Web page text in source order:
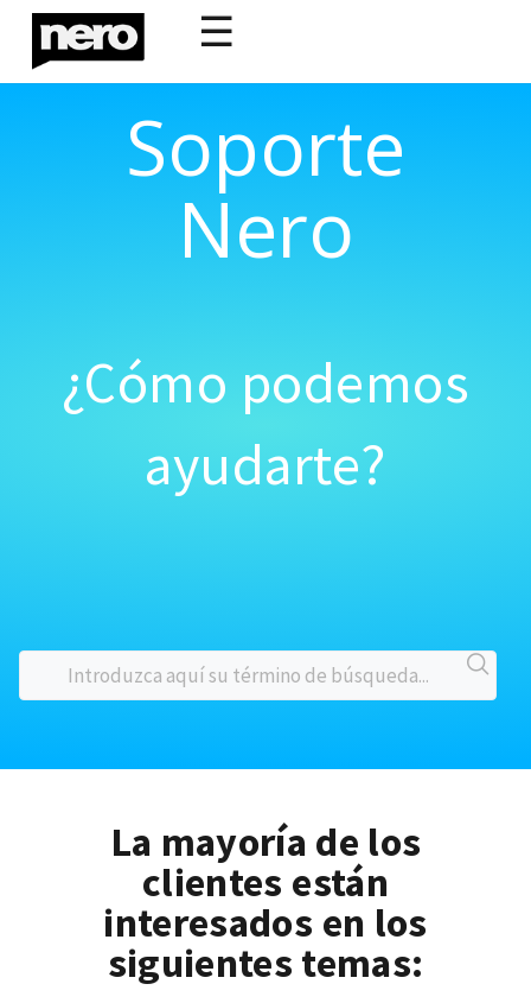
☰
Soporte
Nero
¿Cómo podemos
ayudarte?
La mayoría de los
clientes están
interesados en los
siguientes temas: